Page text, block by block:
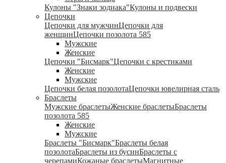
Кулоны "Знаки зодиака"Кулоны и подвески
Цепочки
Цепочки для мужчинЦепочки для
женщинЦепочки позолота 585
Мужские
Женские
Цепочки "Бисмарк"Цепочки с крестиками
Женские
Мужские
Цепочки белая позолотаЦепочки ювелирная сталь
Браслеты
Мужские браслетыЖенские браслетыБраслеты
позолота 585
Женские
Мужские
Браслеты "Бисмарк"Браслеты белая
позолотаБраслеты из бусинБраслеты с
черепамиКожаные браслетыМагнитные